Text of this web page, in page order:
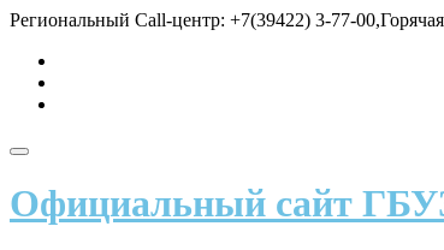
Перейти
содержимому
Региональный Call-центр: +7(39422) 3-77-
Показать/
навигацию
Официальный сайт